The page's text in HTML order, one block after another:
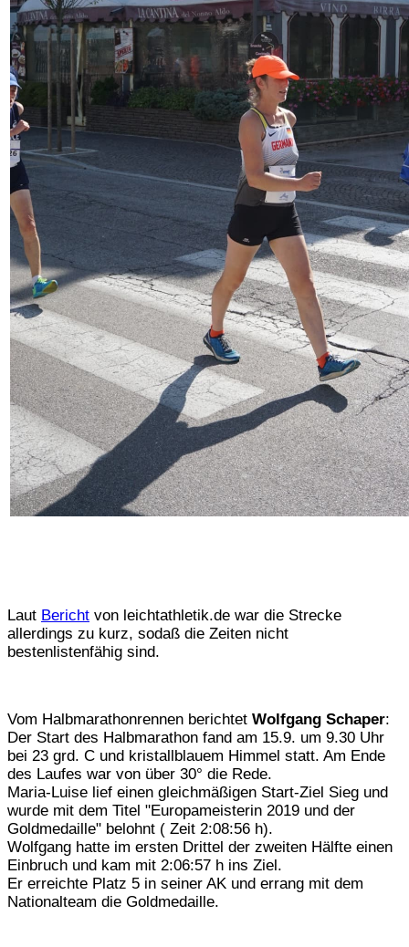
Laut Bericht von leichtathletik.de war die Strecke
allerdings zu kurz, sodaß die Zeiten nicht
bestenlistenfähig sind.
Vom Halbmarathonrennen berichtet Wolfgang Schaper:
Der Start des Halbmarathon fand am 15.9. um 9.30 Uhr
bei 23 grd. C und kristallblauem Himmel statt. Am Ende
des Laufes war von über 30° die Rede.
Maria-Luise lief einen gleichmäßigen Start-Ziel Sieg und
wurde mit dem Titel "Europameisterin 2019 und der
Goldmedaille" belohnt ( Zeit 2:08:56 h).
Wolfgang hatte im ersten Drittel der zweiten Hälfte einen
Einbruch und kam mit 2:06:57 h ins Ziel.
Er erreichte Platz 5 in seiner AK und errang mit dem
Nationalteam die Goldmedaille.